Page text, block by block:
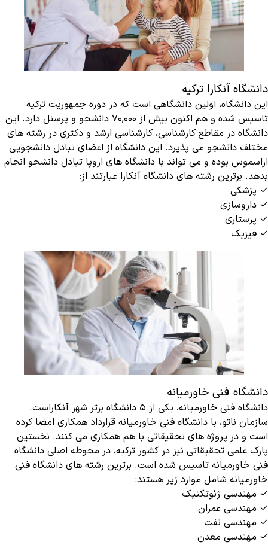
دانشگاه آنکارا ترکیه
این دانشگاه، اولین دانشگاهی است که در دوره جمهوریت ترکیه
تاسیس شده و هم اکنون بیش از ۷۰,۰۰۰ دانشجو و پرسنل دارد. این
دانشگاه در مقاطع کارشناسی، کارشناسی ارشد و دکتری در رشته های
مختلف دانشجو می پذیرد. این دانشگاه از اعضای تبادل دانشجویی
اراسموس بوده و می تواند با دانشگاه های اروپا تبادل دانشجو انجام
بدهد. برترین رشته های دانشگاه آنکارا عبارتند از:
✓ پزشکی
✓ داروسازی
✓ پرستاری
✓ فیزیک
دانشگاه فنی خاورمیانه
دانشگاه فنی خاورمیانه، یکی از ۵ دانشگاه برتر شهر آنکاراست.
سازمان ناتو، با دانشگاه فنی خاورمیانه قرارداد همکاری امضا کرده
است و در پروژه های تحقیقاتی با هم همکاری می کنند. نخستین
پارک علمی تحقیقاتی نیز در کشور ترکیه، در محوطه اصلی دانشگاه
فنی خاورمیانه تاسیس شده است. برترین رشته های دانشگاه فنی
خاورمیانه شامل موارد زیر هستند:
✓ مهندسی ژئوتکنیک
✓ مهندسی عمران
✓ مهندسی نفت
✓ مهندسی معدن